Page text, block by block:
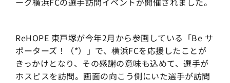
ReHOPE 東戸塚が今年2月から参画している「Be サ
ポーターズ！（*）」で、横浜FCを応援したことが
きっかけとなり、その感謝の意味も込めて、選手が
ホスピスを訪問。画面の向こう側にいた選手が訪問